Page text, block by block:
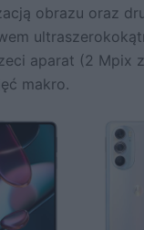
obrazu oraz
aparat (2 Mpix
makro.